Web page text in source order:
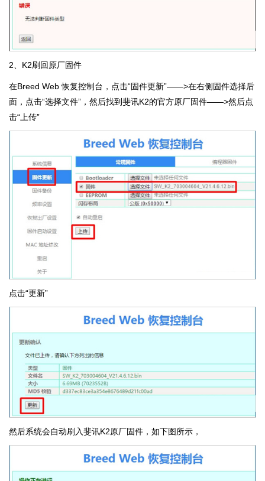
2、K2刷回原厂固件
在Breed Web 恢复控制台，点击“固件更新”——>在右侧固件选择后
面，点击“选择文件”，然后找到斐讯K2的官方原厂固件——>然后点
击“上传”
点击“更新”
然后系统会自动刷入斐讯K2原厂固件，如下图所示，